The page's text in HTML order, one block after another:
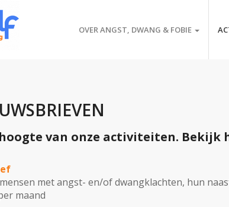
OVER ANGST, DWANG & FOBIE
van onze activiteiten. Bekijk
met angst- en/of dwangklachten, hun
maand